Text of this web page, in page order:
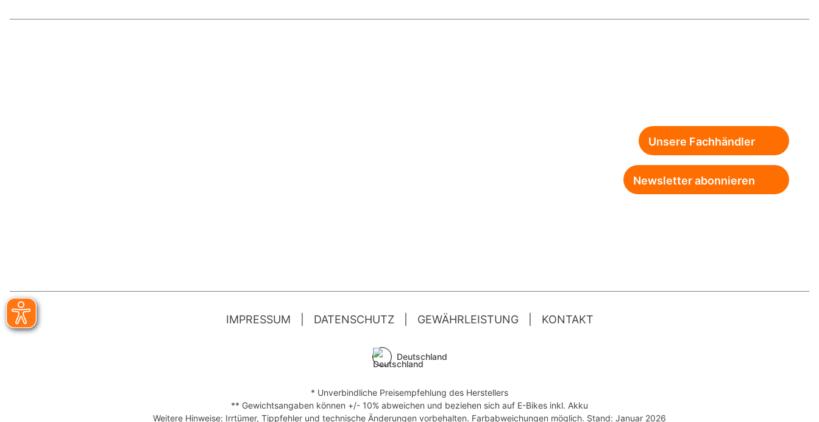
Unsere Fachhändler
Newsletter abonnieren
IMPRESSUM DATENSCHUTZ GEWÄHRLEISTUNG KONTAKT
Deutschland
* Unverbindliche Preisempfehlung des Herstellers
** Gewichtsangaben können +/- 10% abweichen und beziehen sich auf E-Bikes inkl. Akku
Weitere Hinweise: Irrtümer, Tippfehler und technische Änderungen vorbehalten. Farbabweichungen möglich. Stand: Januar 2026